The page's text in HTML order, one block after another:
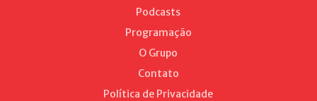
Podcasts
Programação
O Grupo
Contato
Política de Privacidade